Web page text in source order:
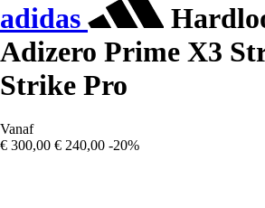
adidas
Adizero Prime X3
Strike Pro
Vanaf
€ 300,00 € 240,00 -20%